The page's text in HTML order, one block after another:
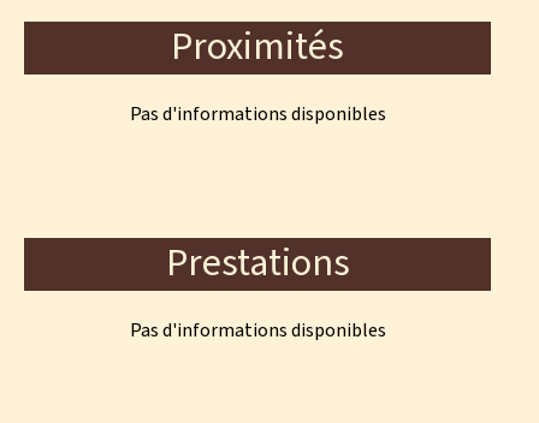
Proximités
Pas d'informations disponibles
Prestations
Pas d'informations disponibles